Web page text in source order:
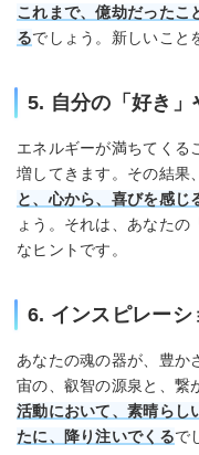
これまで、億劫だったこ
るでしょう。新しいこと
5. 自分の「好き」
エネルギーが満ちてくる
増してきます。その結果、
と、心から、喜びを感じ
ょう。それは、あなた
なヒントです。
6. インスピレーシ
あなたの魂の器が、豊か
宙の、叡智の源泉と、繋
活動において、素晴らし
たに、降り注いでくるで